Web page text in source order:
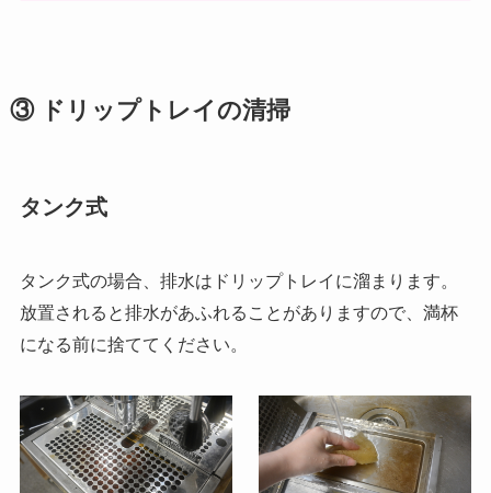
③ ドリップトレイの清掃
タンク式
タンク式の場合、排水はドリップトレイに溜まります。
放置されると排水があふれることがありますので、満杯
になる前に捨ててください。